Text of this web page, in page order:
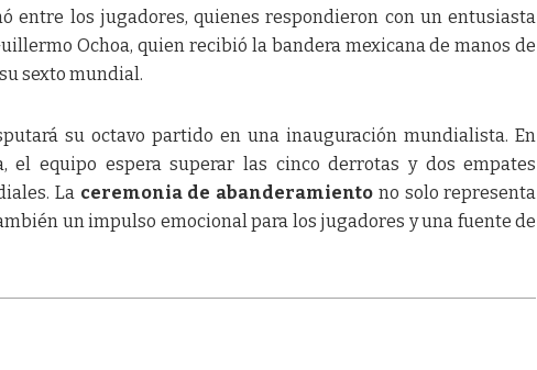
entre los jugadores, quienes respondieron con un entusiasta
Ochoa, quien recibió la bandera mexicana de manos de
sexto mundial.
su octavo partido en una inauguración mundialista. En
el equipo espera superar las cinco derrotas y dos empates
La ceremonia de abanderamiento no solo representa
un impulso emocional para los jugadores y una fuente de